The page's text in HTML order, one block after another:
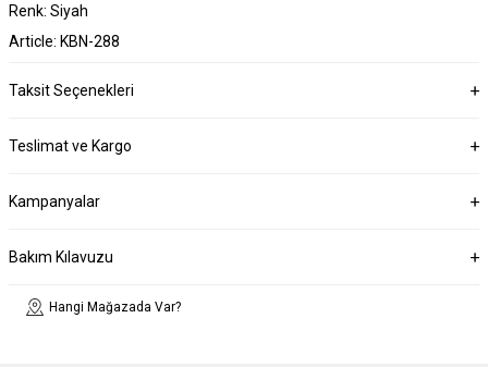
Renk: Siyah
Article: KBN-288
Taksit Seçenekleri
Teslimat ve Kargo
Kampanyalar
Bakım Kılavuzu
Hangi Mağazada Var?